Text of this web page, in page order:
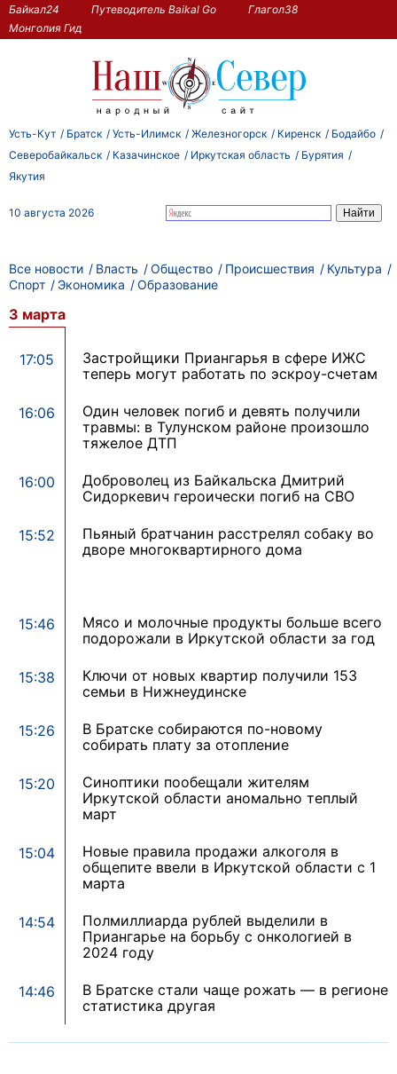
Байкал24 Путеводитель Baikal Go
Глагол38
Монголия Гид
Усть-Кут Братск Усть-Илимск Железногорск Киренск
Бодайбо
Северобайкальск
Казачинское Иркутская область
Бурятия
Якутия
10 августа 2026
Все новости Власть Общество Происшествия
Культура
Спорт
Экономика Образование
3 марта
17:05
Застройщики Приангарья в сфере ИЖС
теперь могут работать по эскроу-счетам
16:06
Один человек погиб и девять получили
травмы: в Тулунском районе произошло
тяжелое ДТП
16:00
Доброволец из Байкальска Дмитрий
Сидоркевич героически погиб на СВО
15:52
Пьяный братчанин расстрелял собаку во
дворе многоквартирного дома
15:46
Мясо и молочные продукты больше всего
подорожали в Иркутской области за год
15:38
Ключи от новых квартир получили 153
семьи в Нижнеудинске
15:26
В Братске собираются по-новому
собирать плату за отопление
15:20
Синоптики пообещали жителям
Иркутской области аномально теплый
март
15:04
Новые правила продажи алкоголя в
общепите ввели в Иркутской области с 1
марта
14:54
Полмиллиарда рублей выделили в
Приангарье на борьбу с онкологией в
2024 году
14:46
В Братске стали чаще рожать — в регионе
статистика другая